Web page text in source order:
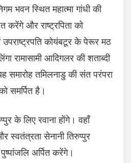
भवन स्थित महात्मा गांधी की
करेंगे और राष्ट्रपिता को
उपराष्ट्रपति कोयंबटूर के पेरूर मठ
रामासामी आदिगलर की शताब्दी
समारोह तमिलनाडु की संत परंपरा
समर्पित है।
के लिए रवाना होंगे। वहाँ
स्वतंत्रता सेनानी तिरुप्पुर
अर्पित करेंगे।